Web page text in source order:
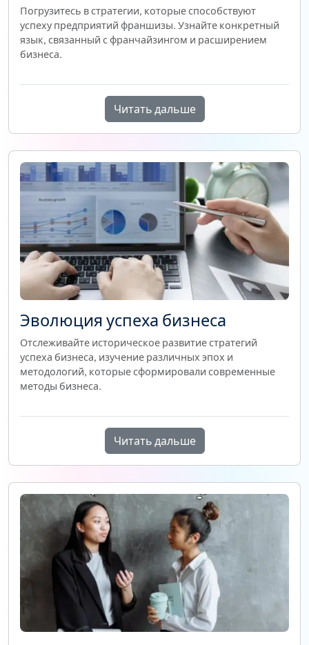
Погрузитесь в стратегии, которые способствуют
успеху предприятий франшизы. Узнайте конкретный
язык, связанный с франчайзингом и расширением
бизнеса.
Читать дальше
Эволюция успеха бизнеса
Отслеживайте историческое развитие стратегий
успеха бизнеса, изучение различных эпох и
методологий, которые сформировали современные
методы бизнеса.
Читать дальше